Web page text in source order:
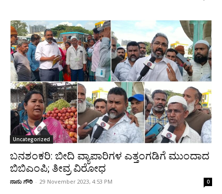
Uncategorized
ಬನಶಂಕರಿ: ಬೀದಿ ವ್ಯಾಪಾರಿಗಳ ಎತ್ತಂಗಡಿಗೆ ಮುಂದಾದ
ಬಿಬಿಎಂಪಿ; ತೀವ್ರ ವಿರೋಧ
ನಾನು ಗೌರಿ - 29 November 2023, 4:53 PM 0